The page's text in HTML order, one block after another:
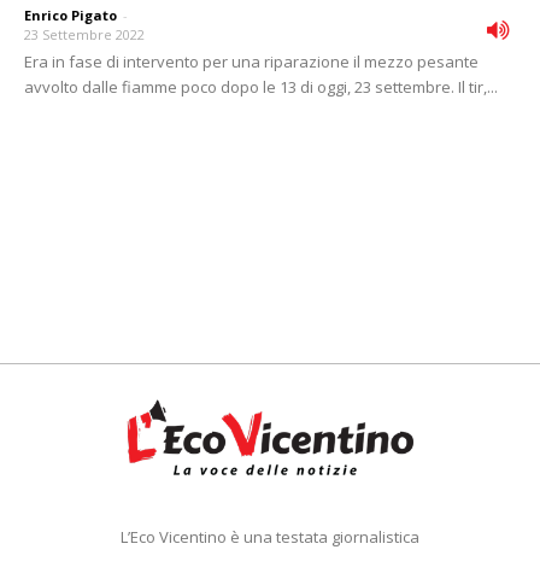
Enrico Pigato -
23 Settembre 2022
Era in fase di intervento per una riparazione il mezzo pesante
avvolto dalle fiamme poco dopo le 13 di oggi, 23 settembre. Il tir,...
L’Eco Vicentino è una testata giornalistica